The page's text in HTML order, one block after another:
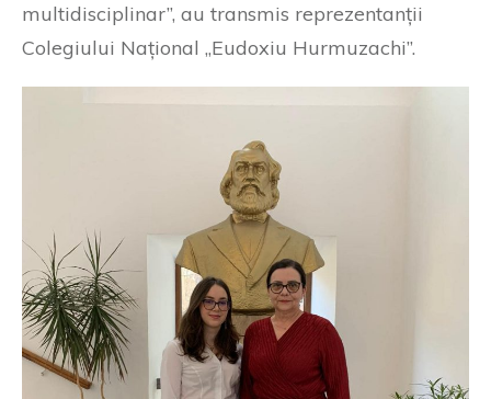
multidisciplinar”, au transmis reprezentanții
Colegiului Național „Eudoxiu Hurmuzachi”.